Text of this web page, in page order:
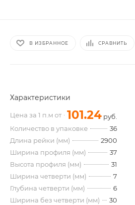
В ИЗБРАННОЕ СРАВНИТЬ
Характеристики
Цена за 1 п.м от 101.24 руб.
Количество в упаковке
36
Длина рейки (мм)
2900
Ширина профиля (мм)
37
Высота профиля (мм)
31
Ширина четверти (мм)
7
Глубина четверти (мм)
6
Ширина без четверти (мм)
30